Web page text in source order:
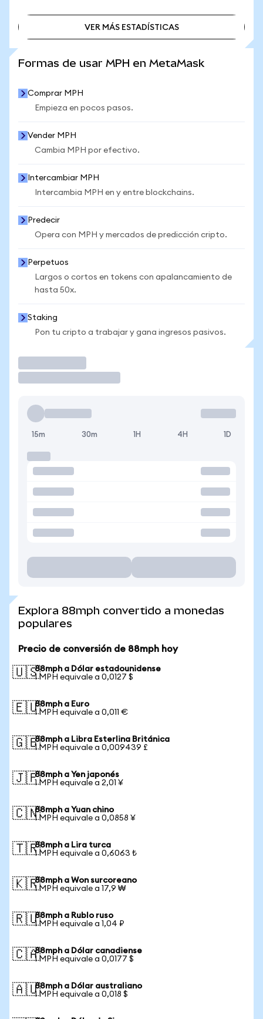
VER MÁS ESTADÍSTICAS
Formas de usar MPH en MetaMask
Comprar MPH
Empieza en pocos pasos.
Vender MPH
Cambia MPH por efectivo.
Intercambiar MPH
Intercambia MPH en y entre blockchains.
Predecir
Opera con MPH y mercados de predicción cripto.
Perpetuos
Largos o cortos en tokens con apalancamiento de
hasta 50x.
Staking
Pon tu cripto a trabajar y gana ingresos pasivos.
15m 30m 1H 4H 1D
Explora 88mph convertido a monedas
populares
Precio de conversión de 88mph hoy
🇺🇸88mph a Dólar estadounidense
1 MPH equivale a 0,0127 $
🇪🇺88mph a Euro
1 MPH equivale a 0,011 €
🇬🇧88mph a Libra Esterlina Británica
1 MPH equivale a 0,009439 £
🇯🇵88mph a Yen japonés
1 MPH equivale a 2,01 ¥
🇨🇳88mph a Yuan chino
1 MPH equivale a 0,0858 ¥
🇹🇷88mph a Lira turca
1 MPH equivale a 0,6063 ₺
🇰🇷88mph a Won surcoreano
1 MPH equivale a 17,9 ₩
🇷🇺88mph a Rublo ruso
1 MPH equivale a 1,04 ₽
🇨🇦88mph a Dólar canadiense
1 MPH equivale a 0,0177 $
🇦🇺88mph a Dólar australiano
1 MPH equivale a 0,018 $